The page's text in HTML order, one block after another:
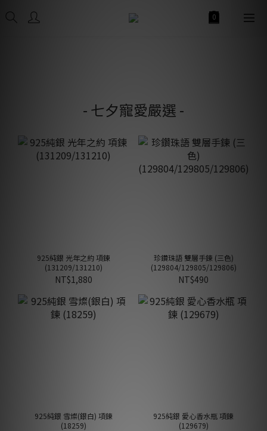
- 七夕寵愛嚴選 -
925純銀 光年之約 項鍊
(131209/131210)
NT$1,880
珍鑽珠語 雙層手鍊 (三色)
(129804/129805/129806)
NT$490
925純銀 雪燦(銀白) 項鍊
(18259)
925純銀 愛心香水瓶 項鍊
(129679)